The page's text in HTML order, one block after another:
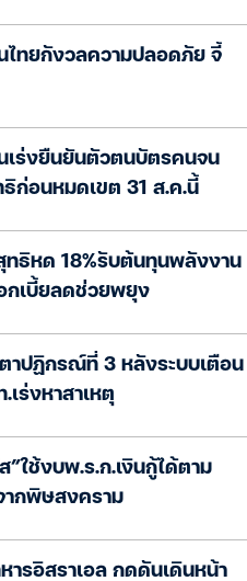
ไทยกังวลความปลอดภัย จี้
เร่งยืนยันตัวตนบัตรคนจน
ก่อนหมดเขต 31 ส.ค.นี้
ทธิหด 18%รับต้นทุนพลังงาน
กเบี้ยลดช่วยพยุง
าปฏิกรณ์ที่ 3 หลังระบบเตือน
ร่งหาสาเหตุ
”ใช้งบพ.ร.ก.เงินกู้ได้ตาม
ากพิษสงคราม
ารอิสราเอล กดดันเดินหน้า